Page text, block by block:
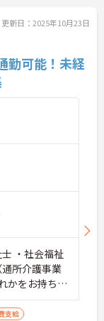
更新日：2025年10月23日
勤可能！未経
方、積極採
支給